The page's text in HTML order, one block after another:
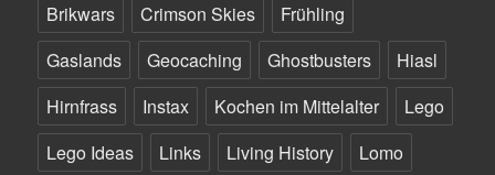
Brikwars
Crimson Skies
Frühling
Gaslands
Geocaching Ghostbusters
Hiasl
Hirnfrass
Instax Kochen im Mittelalter
Lego
Lego Ideas
Links Living History
Lomo